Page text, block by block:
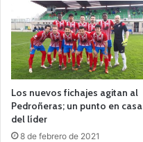
Los nuevos fichajes agitan al
Pedroñeras; un punto en casa
del líder
8 de febrero de 2021